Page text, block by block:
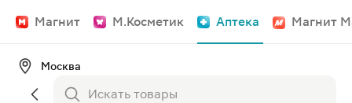
Магнит М.Косметик Аптека Магнит
Москва